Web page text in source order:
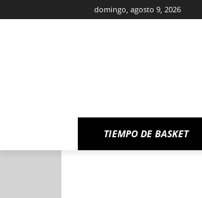
domingo, agosto 9, 2026
TIEMPO DE BASKET